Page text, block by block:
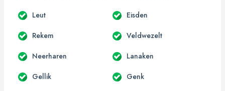
Leut Eisden
Rekem Veldwezelt
Neerharen Lanaken
Gellik Genk